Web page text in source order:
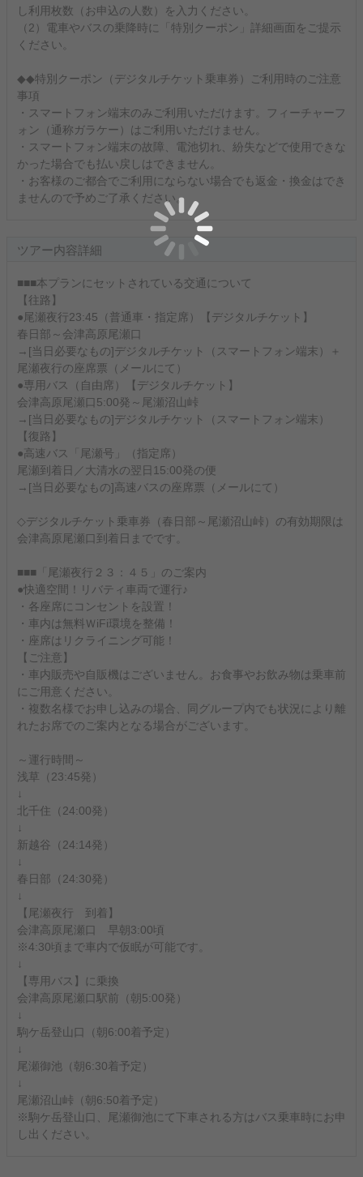
し利用枚数（お申込の人数）を入力ください。
（2）電車やバスの乗降時に「特別クーポン」詳細画面をご提示
ください。
◆◆特別クーポン（デジタルチケット乗車券）ご利用時のご注意
事項
・スマートフォン端末のみご利用いただけます。フィーチャーフ
ォン（通称ガラケー）はご利用いただけません。
・スマートフォン端末の故障、電池切れ、紛失などで使用できな
かった場合でも払い戻しはできません。
・お客様のご都合でご利用にならない場合でも返金・換金はでき
ませんので予めご了承ください。
ツアー内容詳細
■■■本プランにセットされている交通について
【往路】
●尾瀬夜行23:45（普通車・指定席）【デジタルチケット】
春日部～会津高原尾瀬口
→[当日必要なもの]デジタルチケット（スマートフォン端末）＋
尾瀬夜行の座席票（メールにて）
●専用バス（自由席）【デジタルチケット】
会津高原尾瀬口5:00発～尾瀬沼山峠
→[当日必要なもの]デジタルチケット（スマートフォン端末）
【復路】
●高速バス「尾瀬号」（指定席）
尾瀬到着日／大清水の翌日15:00発の便
→[当日必要なもの]高速バスの座席票（メールにて）
◇デジタルチケット乗車券（春日部～尾瀬沼山峠）の有効期限は
会津高原尾瀬口到着日までです。
■■■「尾瀬夜行２３：４５」のご案内
●快適空間！リバティ車両で運行♪
・各座席にコンセントを設置！
・車内は無料ＷiFi環境を整備！
・座席はリクライニング可能！
【ご注意】
・車内販売や自販機はございません。お食事やお飲み物は乗車前
にご用意ください。
・複数名様でお申し込みの場合、同グループ内でも状況により離
れたお席でのご案内となる場合がございます。
～運行時間～
浅草（23:45発）
↓
北千住（24:00発）
↓
新越谷（24:14発）
↓
春日部（24:30発）
↓
【尾瀬夜行 到着】
会津高原尾瀬口 早朝3:00頃
※4:30頃まで車内で仮眠が可能です。
↓
【専用バス】に乗換
会津高原尾瀬口駅前（朝5:00発）
↓
駒ケ岳登山口（朝6:00着予定）
↓
尾瀬御池（朝6:30着予定）
↓
尾瀬沼山峠（朝6:50着予定）
※駒ケ岳登山口、尾瀬御池にて下車される方はバス乗車時にお申
し出ください。